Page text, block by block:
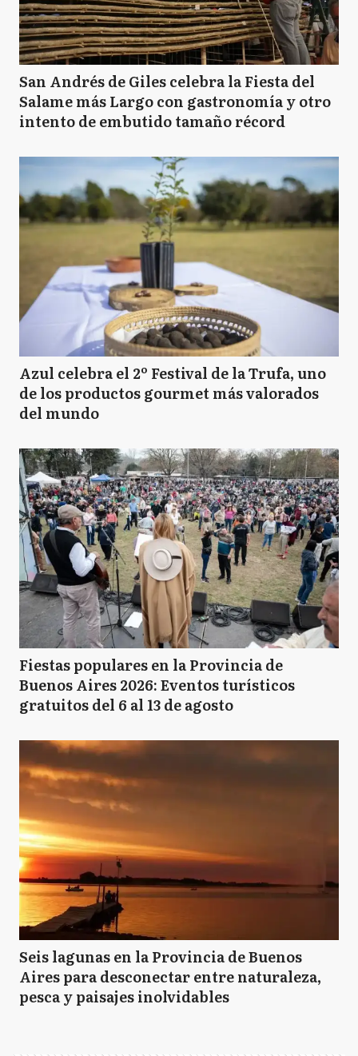
San Andrés de Giles celebra la Fiesta del
Salame más Largo con gastronomía y otro
intento de embutido tamaño récord
Azul celebra el 2º Festival de la Trufa, uno
de los productos gourmet más valorados
del mundo
Fiestas populares en la Provincia de
Buenos Aires 2026: Eventos turísticos
gratuitos del 6 al 13 de agosto
Seis lagunas en la Provincia de Buenos
Aires para desconectar entre naturaleza,
pesca y paisajes inolvidables